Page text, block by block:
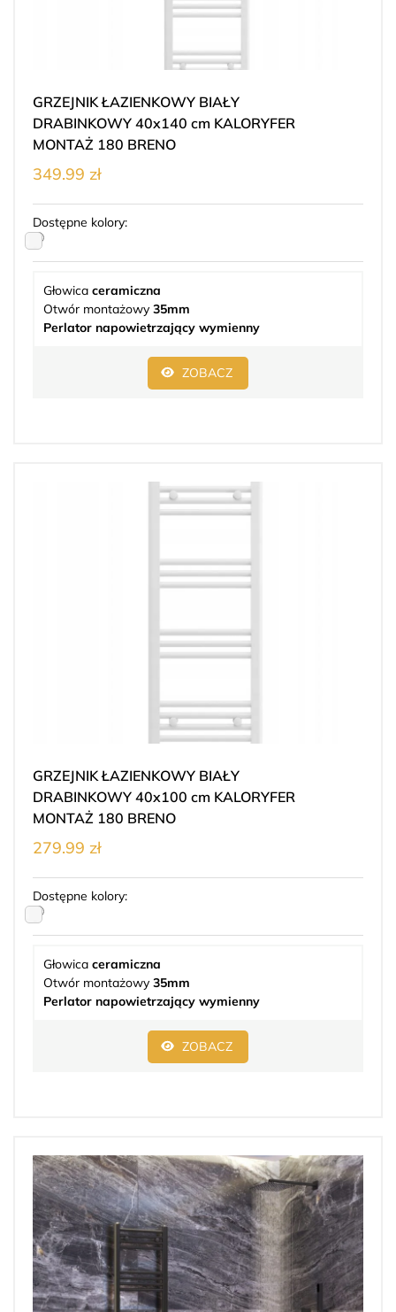
GRZEJNIK ŁAZIENKOWY BIAŁY
DRABINKOWY 40x140 cm KALORYFER
MONTAŻ 180 BRENO
349.99 zł
Dostępne kolory:
Głowica ceramiczna
Otwór montażowy 35mm
Perlator napowietrzający wymienny
ZOBACZ
GRZEJNIK ŁAZIENKOWY BIAŁY
DRABINKOWY 40x100 cm KALORYFER
MONTAŻ 180 BRENO
279.99 zł
Dostępne kolory:
Głowica ceramiczna
Otwór montażowy 35mm
Perlator napowietrzający wymienny
ZOBACZ